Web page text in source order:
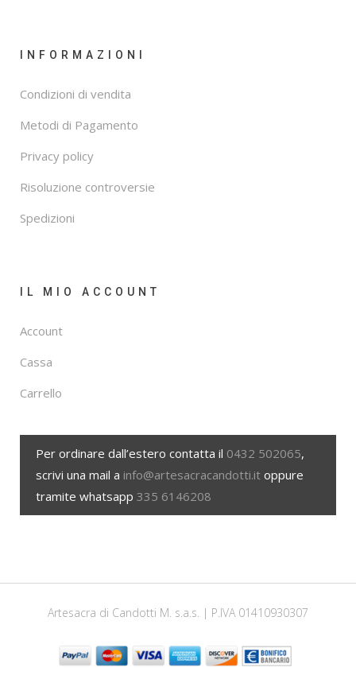
INFORMAZIONI
Condizioni di vendita
Metodi di Pagamento
Privacy policy
Risoluzione controversie
Spedizioni
IL MIO ACCOUNT
Account
Cassa
Carrello
Per ordinare dall’estero contatta il 0432 502065,
scrivi una mail a info@artesacracandotti.it oppure
tramite whatsapp 335 6146208
Artesacra di Candotti M. s.a.s. | P.IVA 01410930307